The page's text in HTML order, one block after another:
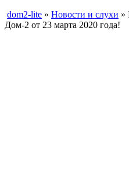
dom2-lite » Новости и слухи »
Дом-2 от 23 марта 2020 года!